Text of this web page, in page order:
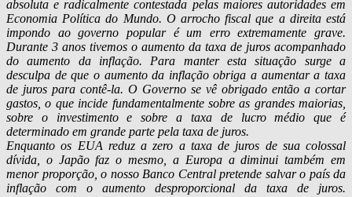
absoluta e radicalmente contestada pelas maiores autoridades em
Economia Política do Mundo. O arrocho fiscal que a direita está
impondo ao governo popular é um erro extremamente grave.
Durante 3 anos tivemos o aumento da taxa de juros acompanhado
do aumento da inflação. Para manter esta situação surge a
desculpa de que o aumento da inflação obriga a aumentar a taxa
de juros para contê-la. O Governo se vê obrigado então a cortar
gastos, o que incide fundamentalmente sobre as grandes maiorias,
sobre o investimento e sobre a taxa de lucro médio que é
determinado em grande parte pela taxa de juros.
Enquanto os EUA reduz a zero a taxa de juros de sua colossal
dívida, o Japão faz o mesmo, a Europa a diminui também em
menor proporção, o nosso Banco Central pretende salvar o país da
inflação com o aumento desproporcional da taxa de juros.